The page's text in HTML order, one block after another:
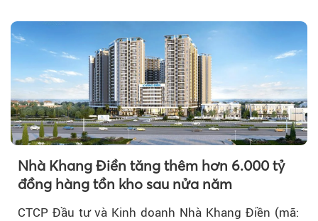
Nhà Khang Điền tăng thêm hơn 6.000 tỷ
đồng hàng tồn kho sau nửa năm
CTCP Đầu tư và Kinh doanh Nhà Khang Điền (mã: